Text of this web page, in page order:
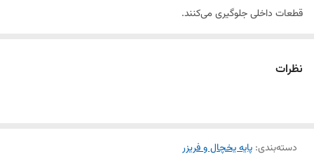
قطعات داخلی جلوگیری می‌کنند.
استفاده از پایه مناسب، علاوه بر زیبایی ظاهری دستگاه، در افزایش عمر مفید
نظرات
دسته‌بندی: پایه یخچال و فریزر